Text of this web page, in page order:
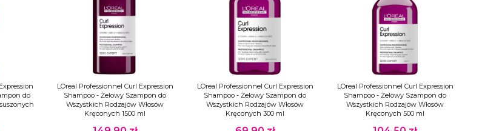
do
LOreal Professionnel Curl Expression
Shampoo - Żelowy Szampon do
Wszystkich Rodzajów Włosów
Kręconych 1500 ml
LOreal Professionnel Curl Expression
Shampoo - Żelowy Szampon do
Wszystkich Rodzajów Włosów
Kręconych 300 ml
LOreal Professionnel Curl Expression
Shampoo - Żelowy Szampon do
Wszystkich Rodzajów Włosów
Kręconych 500 ml